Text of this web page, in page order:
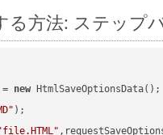
る方法: ステップ
= new HtmlSaveOptionsData();
);